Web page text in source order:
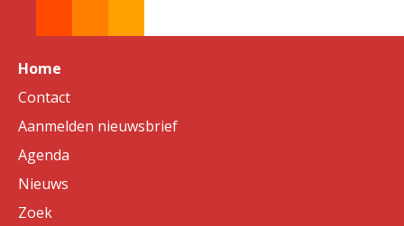
Home
Contact
Aanmelden nieuwsbrief
Agenda
Nieuws
Zoek